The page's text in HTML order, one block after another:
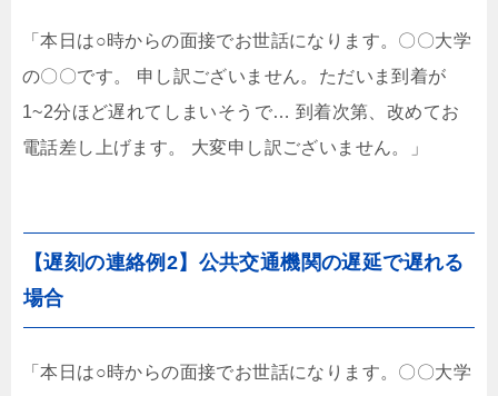
「本日は○時からの面接でお世話になります。〇〇大学
の〇〇です。 申し訳ございません。ただいま到着が
1~2分ほど遅れてしまいそうで… 到着次第、改めてお
電話差し上げます。 大変申し訳ございません。」
【遅刻の連絡例2】公共交通機関の遅延で遅れる
場合
「本日は○時からの面接でお世話になります。〇〇大学